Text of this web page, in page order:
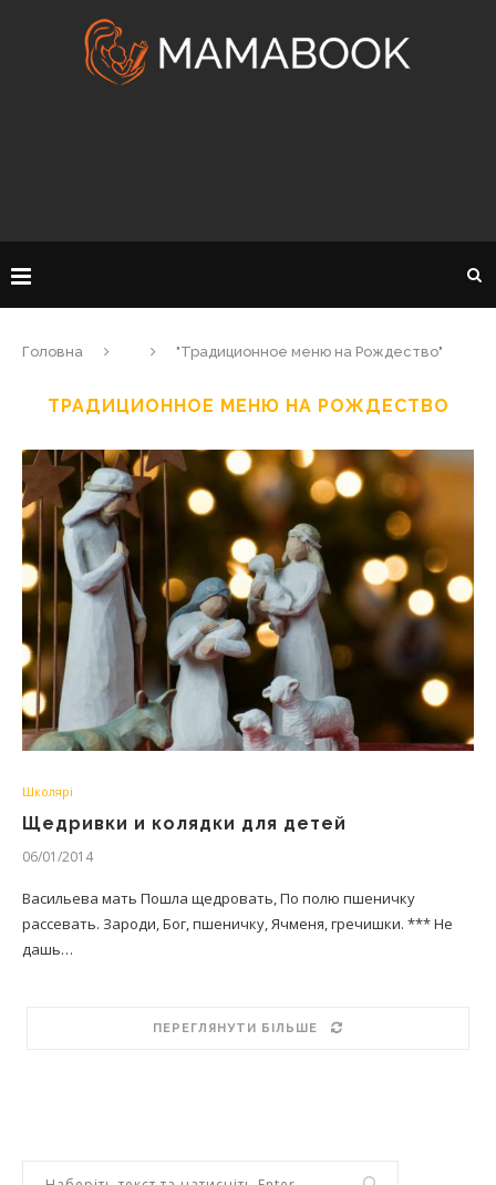
Головна "Традиционное меню на Рождество"
ТРАДИЦИОННОЕ МЕНЮ НА РОЖДЕСТВО
Школярі
Щедривки и колядки для детей
06/01/2014
Васильева мать Пошла щедровать, По полю пшеничку
рассевать. Зароди, Бог, пшеничку, Ячменя, гречишки. *** Не
дашь…
ПЕРЕГЛЯНУТИ БІЛЬШЕ